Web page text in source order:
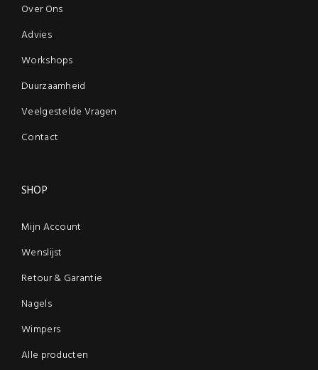
Over Ons
Advies
Workshops
Duurzaamheid
Veelgestelde Vragen
Contact
SHOP
Mijn Account
Wenslijst
Retour & Garantie
Nagels
Wimpers
Alle producten